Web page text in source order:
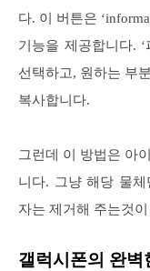
다. 이 버튼은
기능을 제공합니다.
선택하고, 원하는 부
복사합니다.
그런데 이 방법은 아
니다. 그냥 해당 물
자는 제거해 주는것
갤럭시폰의 완벽